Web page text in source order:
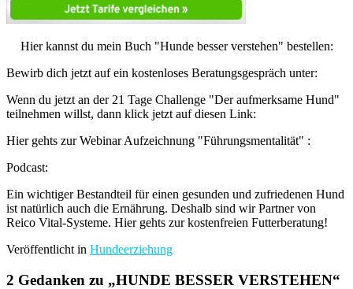
Hier kannst du mein Buch "Hunde besser verstehen" bestellen:
Bewirb dich jetzt auf ein kostenloses Beratungsgespräch unter:
Wenn du jetzt an der 21 Tage Challenge "Der aufmerksame Hund"
teilnehmen willst, dann klick jetzt auf diesen Link:
Hier gehts zur Webinar Aufzeichnung "Führungsmentalität" :
Podcast:
Ein wichtiger Bestandteil für einen gesunden und zufriedenen Hund
ist natürlich auch die Ernährung. Deshalb sind wir Partner von
Reico Vital-Systeme. Hier gehts zur kostenfreien Futterberatung!
Veröffentlicht in Hundeerziehung
2 Gedanken zu „HUNDE BESSER VERSTEHEN“